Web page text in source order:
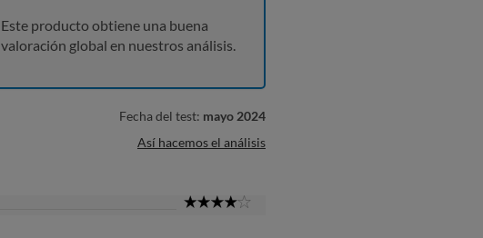
Este producto obtiene una buena
valoración global en nuestros análisis.
Fecha del test: mayo 2024
Así hacemos el análisis